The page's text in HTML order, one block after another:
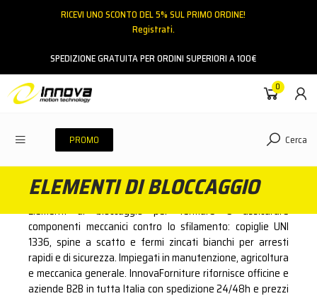
RICEVI UNO SCONTO DEL 5% SUL PRIMO ORDINE!
Registrati.
SPEDIZIONE GRATUITA PER ORDINI SUPERIORI A 100€
0
PROMO Cerca
ELEMENTI DI BLOCCAGGIO
Elementi di bloccaggio per fermare e assicurare
componenti meccanici contro lo sfilamento: copiglie UNI
1336, spine a scatto e fermi zincati bianchi per arresti
rapidi e di sicurezza. Impiegati in manutenzione, agricoltura
e meccanica generale. InnovaForniture rifornisce officine e
aziende B2B in tutta Italia con spedizione 24/48h e prezzi
ACCEDI
Hai dimenticato la password?
NESSUN ACCOUNT CREA UN NUOVO ACCOUNT
Contattaci